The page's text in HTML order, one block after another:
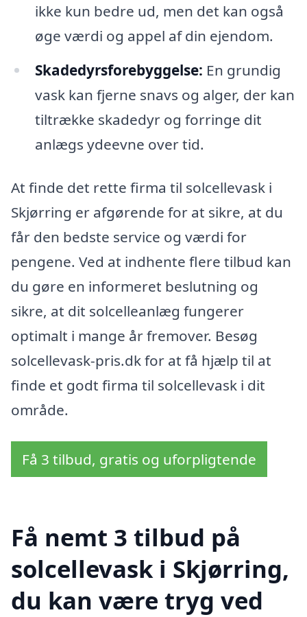
ikke kun bedre ud, men det kan også
øge værdi og appel af din ejendom.
Skadedyrsforebyggelse: En grundig
vask kan fjerne snavs og alger, der kan
tiltrække skadedyr og forringe dit
anlægs ydeevne over tid.
At finde det rette firma til solcellevask i
Skjørring er afgørende for at sikre, at du
får den bedste service og værdi for
pengene. Ved at indhente flere tilbud kan
du gøre en informeret beslutning og
sikre, at dit solcelleanlæg fungerer
optimalt i mange år fremover. Besøg
solcellevask-pris.dk for at få hjælp til at
finde et godt firma til solcellevask i dit
område.
Få 3 tilbud, gratis og uforpligtende
Få nemt 3 tilbud på
solcellevask i Skjørring,
du kan være tryg ved